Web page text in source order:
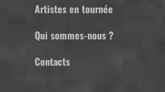
Artistes en tournée
Qui sommes-nous ?
Contacts